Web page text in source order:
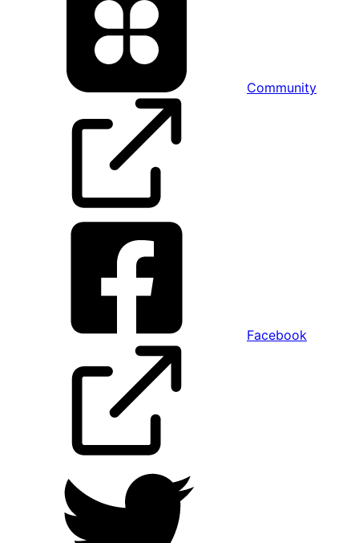
Community
Facebook